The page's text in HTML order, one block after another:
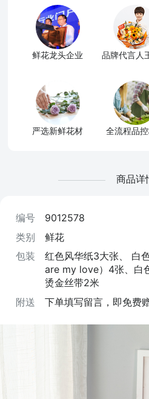
鲜花龙头企业 品牌代言人
严选新鲜花材 全流程品
商品详
编号
9012578
类别
鲜花
包装
红色风华纸3大张、 白
are my love）4张、白
烫金丝带2米
附送
下单填写留言，即免费